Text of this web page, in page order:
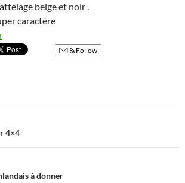
beige et noir .
caractère
Follow
4×4
à donner